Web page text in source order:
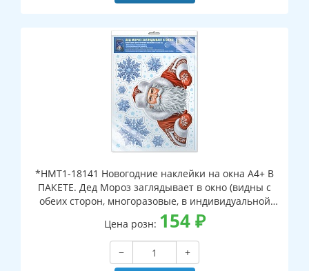
*НМТ1-18141 Новогодние наклейки на окна А4+ В
ПАКЕТЕ. Дед Мороз заглядывает в окно (видны с
обеих сторон, многоразовые, в индивидуальной
упаковке, с европодвесом и клеевым клапаном)
Цена розн: 154₽
−
+